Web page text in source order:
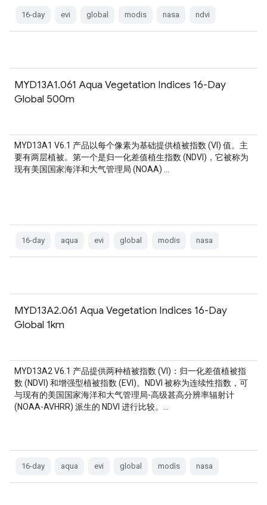
16-day evi global modis nasa ndvi
MYD13A1.061 Aqua Vegetation Indices 16-Day
Global 500m
MYD13A1 V6.1 产品以每个像素为基础提供植被指数 (VI) 值。主
要有两层植被。第一个是归一化差值植生指数 (NDVI)，它被称为
现有美国国家海洋和大气管理局 (NOAA) …
16-day aqua evi global modis nasa
MYD13A2.061 Aqua Vegetation Indices 16-Day
Global 1km
MYD13A2 V6.1 产品提供两种植被指数 (VI)：归一化差值植被指
数 (NDVI) 和增强型植被指数 (EVI)。NDVI 被称为连续性指数，可
与现有的美国国家海洋和大气管理局-高级甚高分辨率辐射计
(NOAA-AVHRR) 派生的 NDVI 进行比较。…
16-day aqua evi global modis nasa